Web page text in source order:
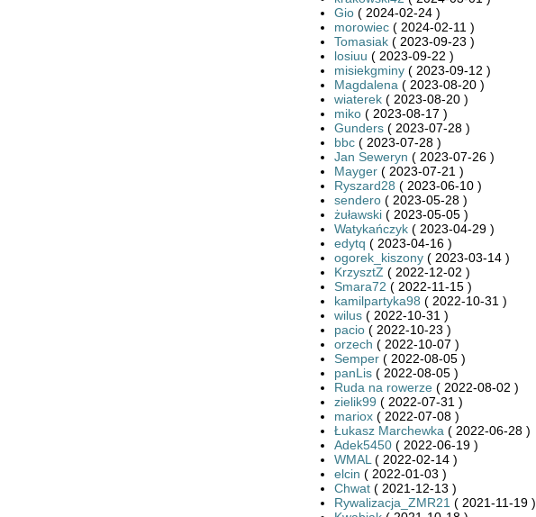
Gio( 2024-02-24 )
morowiec( 2024-02-11 )
Tomasiak( 2023-09-23 )
losiuu ( 2023-09-22 )
misiekgminy( 2023-09-12 )
Magdalena ( 2023-08-20 )
wiaterek( 2023-08-20 )
miko( 2023-08-17 )
Gunders( 2023-07-28 )
bbc( 2023-07-28 )
Jan Seweryn ( 2023-07-26 )
Mayger( 2023-07-21 )
Ryszard28 ( 2023-06-10 )
sendero( 2023-05-28 )
żuławski( 2023-05-05 )
Watykańczyk( 2023-04-29 )
edytq ( 2023-04-16 )
ogorek_kiszony( 2023-03-14 )
KrzysztZ ( 2022-12-02 )
Smara72 ( 2022-11-15 )
kamilpartyka98 ( 2022-10-31 )
wilus( 2022-10-31 )
pacio( 2022-10-23 )
orzech ( 2022-10-07 )
Semper( 2022-08-05 )
panLis( 2022-08-05 )
Ruda na rowerze( 2022-08-02 )
zielik99 ( 2022-07-31 )
mariox( 2022-07-08 )
Łukasz Marchewka ( 2022-06-28 )
Adek5450( 2022-06-19 )
WMAL ( 2022-02-14 )
elcin ( 2022-01-03 )
Chwat( 2021-12-13 )
Rywalizacja_ZMR21 ( 2021-11-19 )